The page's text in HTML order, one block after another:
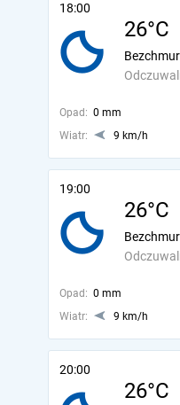
18:00
26°C
Opad: 0 mm
Wiatr:
9 km/h
19:00
26°C
Opad: 0 mm
Wiatr:
9 km/h
20:00
26°C